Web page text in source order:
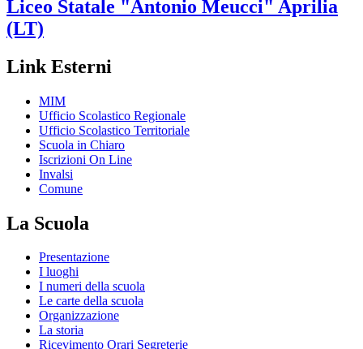
Liceo Statale "Antonio Meucci" Aprilia
(LT)
Link Esterni
MIM
Ufficio Scolastico Regionale
Ufficio Scolastico Territoriale
Scuola in Chiaro
Iscrizioni On Line
Invalsi
Comune
La Scuola
Presentazione
I luoghi
I numeri della scuola
Le carte della scuola
Organizzazione
La storia
Ricevimento Orari Segreterie